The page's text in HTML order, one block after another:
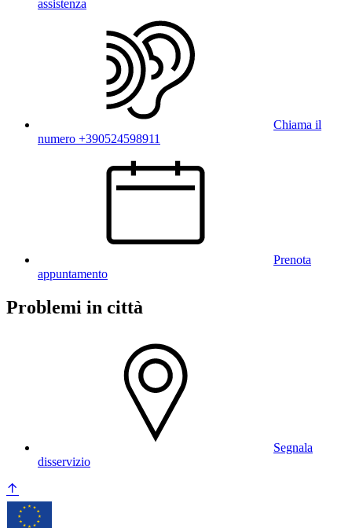
assistenza
Chiama il
numero +390524598911
Prenota
appuntamento
Problemi in città
Segnala
disservizio